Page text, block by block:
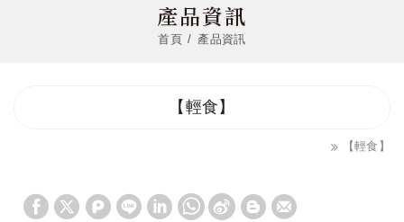
產品資訊
首頁 產品資訊
【輕食】
【輕食】